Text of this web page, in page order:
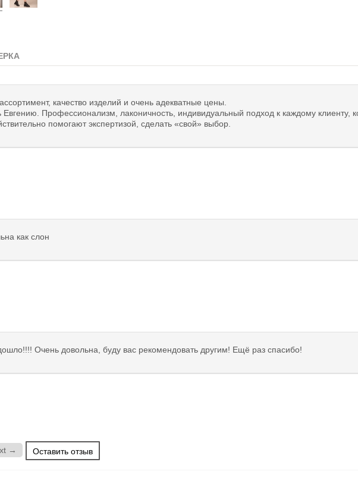
качество изделий и очень адекватные цены.
Евгению. Профессионализм, лаконичность, индивидуальный подход к каждому клиенту,
помогают экспертизой, сделать «свой» выбор.
как слон
Очень довольна, буду вас рекомендовать другим! Ещё раз спасибо!
→ Оставить отзыв